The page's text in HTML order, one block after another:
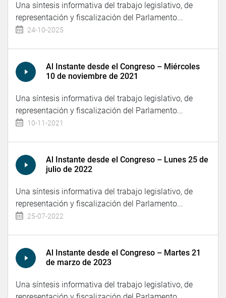
Una síntesis informativa del trabajo legislativo, de
representación y fiscalización del Parlamento...
24-10-2025
Al Instante desde el Congreso – Miércoles
10 de noviembre de 2021
Una síntesis informativa del trabajo legislativo, de
representación y fiscalización del Parlamento...
10-11-2021
Al Instante desde el Congreso – Lunes 25 de
julio de 2022
Una síntesis informativa del trabajo legislativo, de
representación y fiscalización del Parlamento...
25-07-2022
Al Instante desde el Congreso – Martes 21
de marzo de 2023
Una síntesis informativa del trabajo legislativo, de